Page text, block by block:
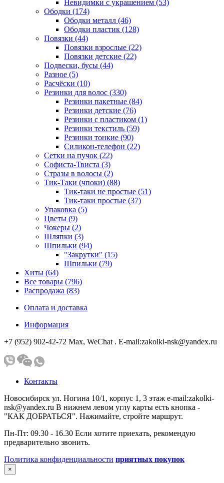
Невидимки с украшением (53)
Ободки (174)
Ободки металл (46)
Ободки пластик (128)
Повязки (44)
Повязки взрослые (22)
Повязки детские (22)
Подвески, бусы (44)
Разное (5)
Расчёски (10)
Резинки для волос (330)
Резинки пакетные (84)
Резинки детские (76)
Резинки с пластиком (1)
Резинки текстиль (59)
Резинки тонкие (90)
Силикон-телефон (22)
Сетки на пучок (22)
Софиста-Твиста (3)
Стразы в волосы (2)
Тик-Таки (чпоки) (88)
Тик-таки не простые (51)
Тик-таки простые (37)
Упаковка (5)
Цветы (9)
Чокеры (2)
Шляпки (3)
Шпильки (94)
"Закрутки" (15)
Шпильки (79)
Хиты (64)
Все товары (796)
Распродажа (83)
Оплата и доставка
Информация
+7 (952) 902-42-72 Мах, WeChat . E-mail:zakolki-nsk@yandex.ru
Контакты
Новосибирск ул. Ногина 10/1, корпус 1, 3 этаж e-mail:zakolki-
nsk@yandex.ru В нижнем левом углу карты есть кнопка -
"КАК ДОБРАТЬСЯ". Нажимайте, стройте маршрут.
Пн-Пт: 09.30 - 16.30 Если хотите приехать, рекомендую
предварительно звонить.
Политика конфиденциальности приятных покупок
×